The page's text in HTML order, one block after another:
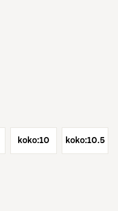
koko:10 koko:10.5